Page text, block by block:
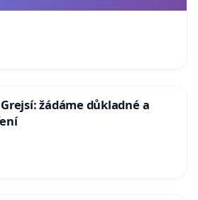
žádáme důkladné a